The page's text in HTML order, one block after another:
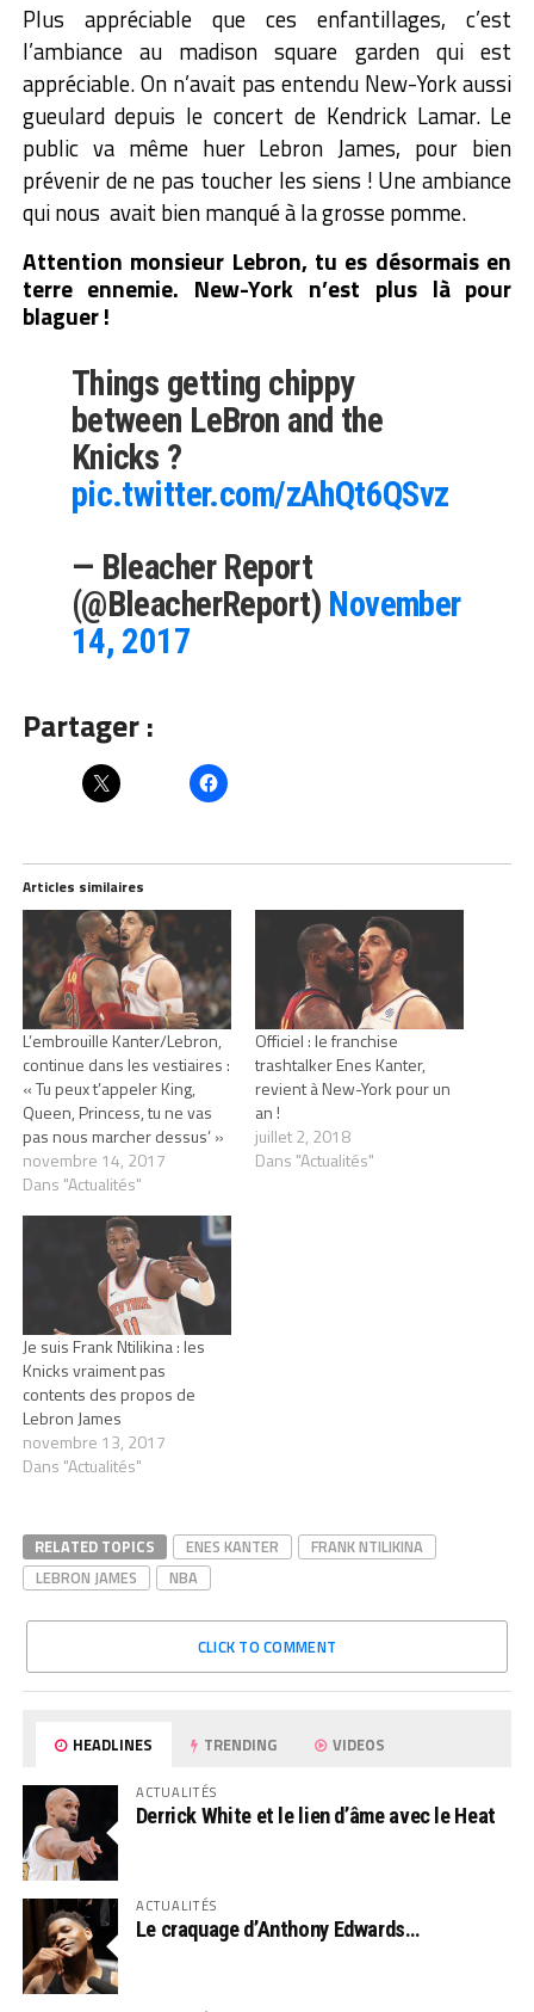
Plus appréciable que ces enfantillages, c’est
l’ambiance au madison square garden qui est
appréciable. On n’avait pas entendu New-York aussi
gueulard depuis le concert de Kendrick Lamar. Le
public va même huer Lebron James, pour bien
prévenir de ne pas toucher les siens ! Une ambiance
qui nous avait bien manqué à la grosse pomme.
Attention monsieur Lebron, tu es désormais en
terre ennemie. New-York n’est plus là pour
blaguer !
Things getting chippy
between LeBron and the
Knicks ?
pic.twitter.com/zAhQt6QSvz
— Bleacher Report
(@BleacherReport) November
14, 2017
Partager :
Articles similaires
L’embrouille Kanter/Lebron,
continue dans les vestiaires :
« Tu peux t’appeler King,
Queen, Princess, tu ne vas
pas nous marcher dessus’ »
novembre 14, 2017
Dans "Actualités"
Officiel : le franchise
trashtalker Enes Kanter,
revient à New-York pour un
an !
juillet 2, 2018
Dans "Actualités"
Je suis Frank Ntilikina : les
Knicks vraiment pas
contents des propos de
Lebron James
novembre 13, 2017
Dans "Actualités"
RELATED TOPICS ENES KANTER
FRANK NTILIKINA
LEBRON JAMES
NBA
CLICK TO COMMENT
HEADLINES TRENDING VIDEOS
ACTUALITÉS
Derrick White et le lien d’âme avec le Heat
ACTUALITÉS
Le craquage d’Anthony Edwards…